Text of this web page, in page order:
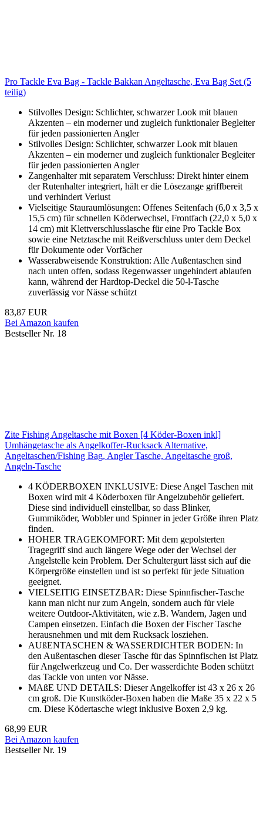
Pro Tackle Eva Bag - Tackle Bakkan Angeltasche, Eva Bag Set (5
teilig)
Stilvolles Design: Schlichter, schwarzer Look mit blauen
Akzenten – ein moderner und zugleich funktionaler Begleiter
für jeden passionierten Angler
Stilvolles Design: Schlichter, schwarzer Look mit blauen
Akzenten – ein moderner und zugleich funktionaler Begleiter
für jeden passionierten Angler
Zangenhalter mit separatem Verschluss: Direkt hinter einem
der Rutenhalter integriert, hält er die Lösezange griffbereit
und verhindert Verlust
Vielseitige Stauraumlösungen: Offenes Seitenfach (6,0 x 3,5 x
15,5 cm) für schnellen Köderwechsel, Frontfach (22,0 x 5,0 x
14 cm) mit Klettverschlusslasche für eine Pro Tackle Box
sowie eine Netztasche mit Reißverschluss unter dem Deckel
für Dokumente oder Vorfächer
Wasserabweisende Konstruktion: Alle Außentaschen sind
nach unten offen, sodass Regenwasser ungehindert ablaufen
kann, während der Hardtop-Deckel die 50-l-Tasche
zuverlässig vor Nässe schützt
83,87 EUR
Bei Amazon kaufen
Bestseller Nr. 18
Zite Fishing Angeltasche mit Boxen [4 Köder-Boxen inkl]
Umhängetasche als Angelkoffer-Rucksack Alternative,
Angeltaschen/Fishing Bag, Angler Tasche, Angeltasche groß,
Angeln-Tasche
4 KÖDERBOXEN INKLUSIVE: Diese Angel Taschen mit
Boxen wird mit 4 Köderboxen für Angelzubehör geliefert.
Diese sind individuell einstellbar, so dass Blinker,
Gummiköder, Wobbler und Spinner in jeder Größe ihren Platz
finden.
HOHER TRAGEKOMFORT: Mit dem gepolsterten
Tragegriff sind auch längere Wege oder der Wechsel der
Angelstelle kein Problem. Der Schultergurt lässt sich auf die
Körpergröße einstellen und ist so perfekt für jede Situation
geeignet.
VIELSEITIG EINSETZBAR: Diese Spinnfischer-Tasche
kann man nicht nur zum Angeln, sondern auch für viele
weitere Outdoor-Aktivitäten, wie z.B. Wandern, Jagen und
Campen einsetzen. Einfach die Boxen der Fischer Tasche
herausnehmen und mit dem Rucksack losziehen.
AUßENTASCHEN & WASSERDICHTER BODEN: In
den Außentaschen dieser Tasche für das Spinnfischen ist Platz
für Angelwerkzeug und Co. Der wasserdichte Boden schützt
das Tackle von unten vor Nässe.
MAßE UND DETAILS: Dieser Angelkoffer ist 43 x 26 x 26
cm groß. Die Kunstköder-Boxen haben die Maße 35 x 22 x 5
cm. Diese Ködertasche wiegt inklusive Boxen 2,9 kg.
68,99 EUR
Bei Amazon kaufen
Bestseller Nr. 19